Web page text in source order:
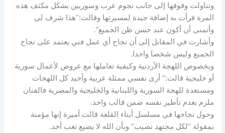
وتناولت وقوفها إلى جانب نجوم عرب وسوريين بشكل مكثف هذه
المرة فرأت به إضافة جيدة لمسيرتها وقالت:”هذا شرف لي
وأتمنى أن أكون عند حسن ظن الجميع”.
وأشارت في المقابل إلى أن نجاح أي عمل فني يعتمد على نجاح
الجميع وليس شخصا واحدا.
وبخصوص اللهجة الأردنية وكيفية تعاملها مع عروض لأعمال سورية
أو خليجية قالت:” أرى نفسي ممثلة عربية وأجيد كل اللهجات
ومستعدة للهجة السورية واللبنانية والخليجية والمصرية فالفنان
ملزم بعدم تأطير نفسه ضمن قالب واحد.
وحول نجاحها في مسلسل أبناء القلعة قالت أميرة إنها مؤمنة
بمقولة “لكل مجتهد نصيب” وبأن الله لا يضيع تعب أحد.